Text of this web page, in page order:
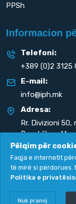
PPSh
Informacion
Telefoni:
+389 (0)2 3125
E-mail:
info@iph.mk
Adresa:
Rr. Divizioni 50,
Republika e
Politika e
Copyright
Pëlqim për
Faqja e internetit
të mirë si përdorues.
Politika e
Nuk pranoj